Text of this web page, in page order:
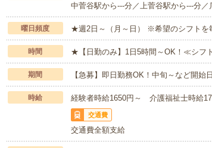
中菅谷駅から---分／上菅谷駅から---分
曜日頻度 ★週2日～（月～日） ※希望のシフトを
時間 ★【日勤のみ】1日5時間～OK！≪シフ
期間 【急募】即日勤務OK！中旬～など開
時給 経験者時給1650円～ 介護福祉士時給
交通費
交通費全額支給